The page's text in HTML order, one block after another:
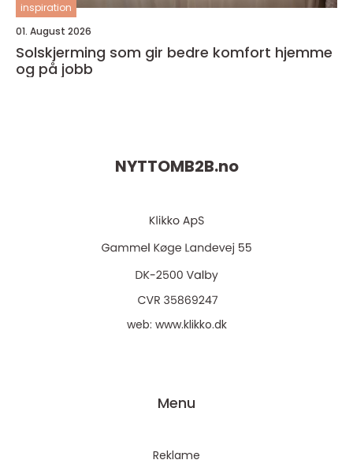
inspiration
01. August 2026
Solskjerming som gir bedre komfort hjemme
og på jobb
NYTTOMB2B.no
web: www.klikko.dk
Menu
Reklame